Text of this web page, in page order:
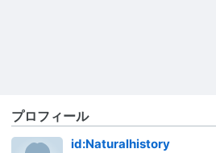
プロフィール
id:Naturalhistory